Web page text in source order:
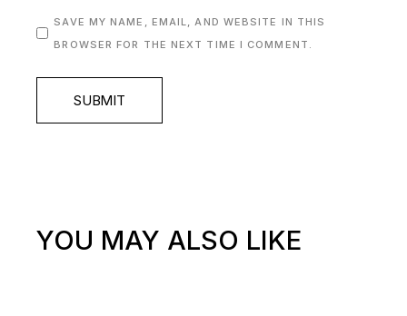
SAVE MY NAME, EMAIL, AND WEBSITE IN THIS
BROWSER FOR THE NEXT TIME I COMMENT.
SUBMIT
YOU MAY ALSO LIKE